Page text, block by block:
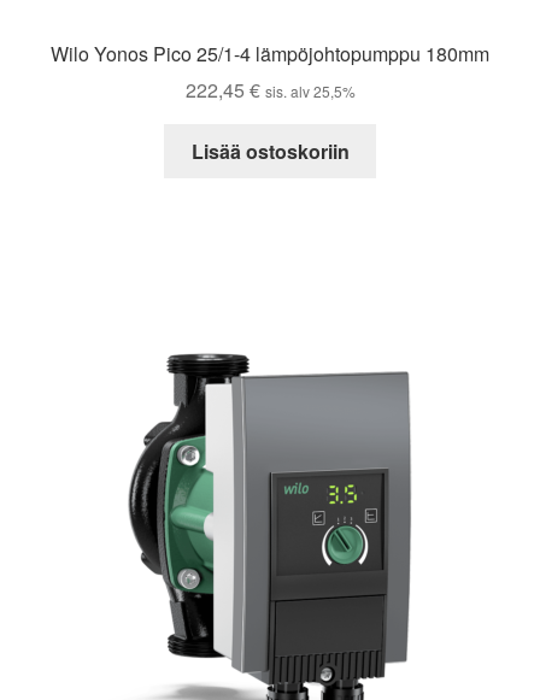
Wilo Yonos Pico 25/1-4 lämpöjohtopumppu 180mm
222,45 € sis. alv 25,5%
Lisää ostoskoriin